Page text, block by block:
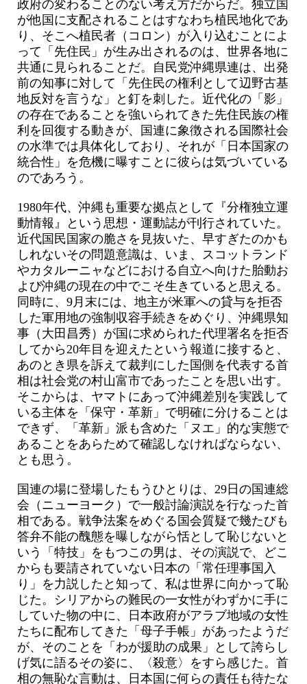
政府の変わることのない考え方だからだ。独立国
が他国に支配されることはすなわち植民地化であ
り、そこへ植民者（コロン）が入り込むことによ
って「先住民」が生み出されるのは、世界各地に
共通に見られることだ。自民党沖縄県連は、出発
前の知事に対して「先住民の権利として辺野古基
地反対を言うな」と釘を刺した。近代化の「影」
の存在であることを強いられてきた先住民族の権
利を回復する動きが、国連に象徴される国際社会
の水準では具体化しており、それが「日本国家の
統合性」を危機に曝すことに彼らは気づいている
のであろう。
1980年代、沖縄も重要な拠点として『分権独立運
動情報』という思想・運動誌が刊行されていた。
近代国民国家の脆さを見抜いた、早すぎたのかも
しれないその問題意識は、いま、スコットランド
やカタルーニャなどにおける自立へ向けた胎動お
よび沖縄の現在の中でこそ生きていると思える。
同時に、9月末には、地主が米軍への貸与を拒否
した軍用地の強制収容手続きをめぐり、沖縄県知
事（大田昌秀）が国に求められた代理署名を拒否
してから20年目を迎えたという報道に接すると、
あのとき県を訴えて裁判にした国側を代表する首
相は社会党の村山富市であったことを思い出す。
そこからは、ヤマトにあって沖縄差別を実践して
いる主体を「保守・革新」で明確に分けることは
できず、「革新」派も含めた「ヌエ」的な実態で
あることをあらためて確認しなければならない、
とも思う。
国連の場に登場したもうひとりは、29日の国連総
会（ニューヨーク）で一般討論演説を行なった首
相である。戦争法案をめぐる国会質疑で幾たびも
答弁不能の醜態を曝しながら恬として恥じないと
いう「特技」をもつこの男は、その演説で、どこ
からも要請されていない日本の「常任理事国入
り」を力説したと知って、私は世界に向かって恥
じた。シリアからの難民の一女性がわずかに手に
していた物の中に、日本政府がアラブ地域の女性
たちに配布してきた「母子手帳」があったようだ
が、そのことを「わが援助の成果」として誇らし
げ気に語るその姿に、〈殺意〉をすら感じた。首
相の無恥な言動は、日本国に何らの責任も待たな